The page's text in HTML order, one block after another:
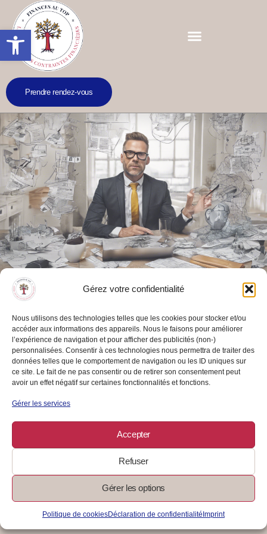
Gérez votre confidentialité
Nous utilisons des technologies telles que les cookies pour stocker et/ou
accéder aux informations des appareils. Nous le faisons pour améliorer
l’expérience de navigation et pour afficher des publicités (non-)
personnalisées. Consentir à ces technologies nous permettra de traiter des
données telles que le comportement de navigation ou les ID uniques sur
ce site. Le fait de ne pas consentir ou de retirer son consentement peut
avoir un effet négatif sur certaines fonctionnalités et fonctions.
Gérer les services
Accepter
Refuser
Gérer les options
Politique de cookiesDéclaration de confidentialitéImprint
Ouvrir la barre d’outils
Prendre rendez-vous
Micro-entreprise : avantages et
conditions
AUTO-ENTREPRENDRE
Augmenter ses revenus en créant une micro-entreprise, tout en
29/05/2024 / 0 Commentaire Lire La Suite